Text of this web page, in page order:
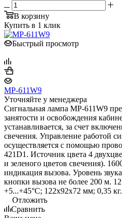
В корзину
Купить в 1 клик
Быстрый просмотр
MP-611W9
Уточняйте у менеджера
Сигнальная лампа MP-611W9
занятости и освобождения
устанавливается, за счет
свечения. Управление работой
осуществляется с помощью
421D1. Источник цвета 4
и зеленого цветов свечения).
индикация вызова. Уровень
кнопки вызова не более 200 м.
+5...+45°C; 122х92х72 мм; 0,35
Отложить
Сравнить